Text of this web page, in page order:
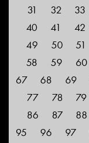
31
32 33
40
41 42
49
50 51
58
59 60
67
68 69
77
78 79
86
87 88
95
96 97